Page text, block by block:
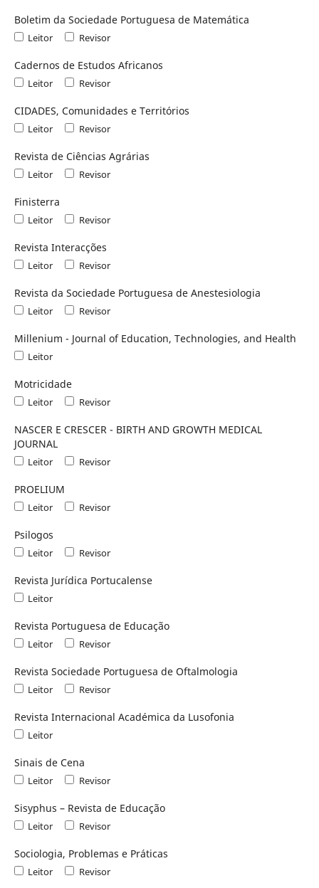
Boletim da Sociedade Portuguesa de Matemática
Leitor Revisor
Cadernos de Estudos Africanos
Leitor Revisor
CIDADES, Comunidades e Territórios
Leitor Revisor
Revista de Ciências Agrárias
Leitor Revisor
Finisterra
Leitor Revisor
Revista Interacções
Leitor Revisor
Revista da Sociedade Portuguesa de Anestesiologia
Leitor Revisor
Millenium - Journal of Education, Technologies, and Health
Leitor
Motricidade
Leitor Revisor
NASCER E CRESCER - BIRTH AND GROWTH MEDICAL
JOURNAL
Leitor Revisor
PROELIUM
Leitor Revisor
Psilogos
Leitor Revisor
Revista Jurídica Portucalense
Leitor
Revista Portuguesa de Educação
Leitor Revisor
Revista Sociedade Portuguesa de Oftalmologia
Leitor Revisor
Revista Internacional Académica da Lusofonia
Leitor
Sinais de Cena
Leitor Revisor
Sisyphus – Revista de Educação
Leitor Revisor
Sociologia, Problemas e Práticas
Leitor Revisor